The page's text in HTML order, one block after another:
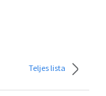
Teljes lista